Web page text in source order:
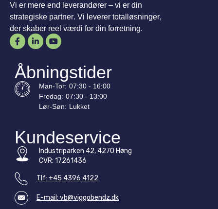
Vi er mere end leverandører – vi er din
strategiske partner. Vi leverer totalløsninger,
der skaber reel værdi for din forretning.
Åbningstider
Man-Tor: 07:30 - 16:00
Fredag: 07:30 - 13:00
Lør-Søn: Lukket
Kundeservice
Industriparken 42, 4270 Høng
CVR: 17261436
Tlf: +45 4396 4122
E-mail: vb@viggobendz.dk